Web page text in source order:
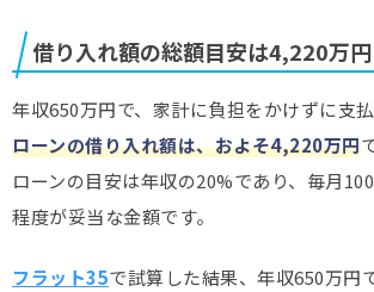
借り入れ額の総額目安は4,220万円
年収650万円で、家計に負担をかけずに支
ローンの借り入れ額は、およそ4,220万円
ローンの目安は年収の20%であり、毎月
程度が妥当な金額です。
フラット35で試算した結果、 年収650万円